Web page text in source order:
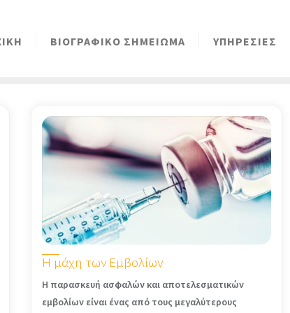
ΒΙΟΓΡΑΦΙΚΟ ΣΗΜΕΙΩΜΑ ΥΠΗΡΕΣΙΕΣ
Η μάχη των Εμβολίων
Η παρασκευή ασφαλών και αποτελεσματικών
εμβολίων είναι ένας από τους μεγαλύτερους